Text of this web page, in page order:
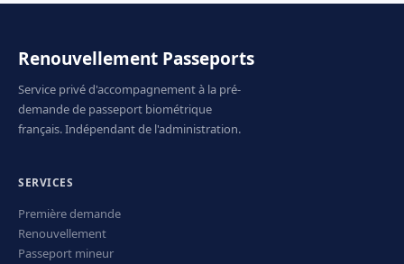
Renouvellement Passeports
Service privé d'accompagnement à la pré-
demande de passeport biométrique
français. Indépendant de l'administration.
SERVICES
Première demande
Renouvellement
Passeport mineur